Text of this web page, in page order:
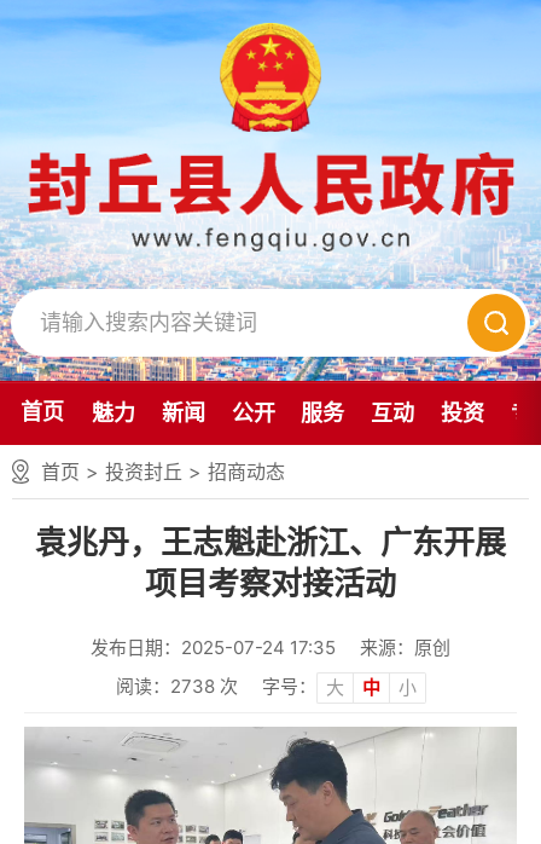
首页 魅力 新闻 公开 服务 互动 投资 专
首页 > 投资封丘 > 招商动态
袁兆丹，王志魁赴浙江、广东开展
项目考察对接活动
发布日期：2025-07-24 17:35
来源：原创
阅读： 2738次 字号： 大 中 小